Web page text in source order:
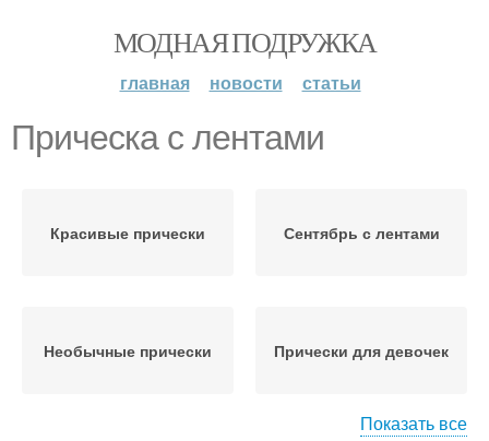
МОДНАЯ ПОДРУЖКА
главная новости статьи
Прическа с лентами
Красивые прически Сентябрь с лентами
Необычные прически Прически для девочек
Показать все